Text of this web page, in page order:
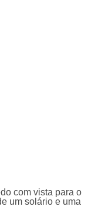
com vista para o
um solário e uma